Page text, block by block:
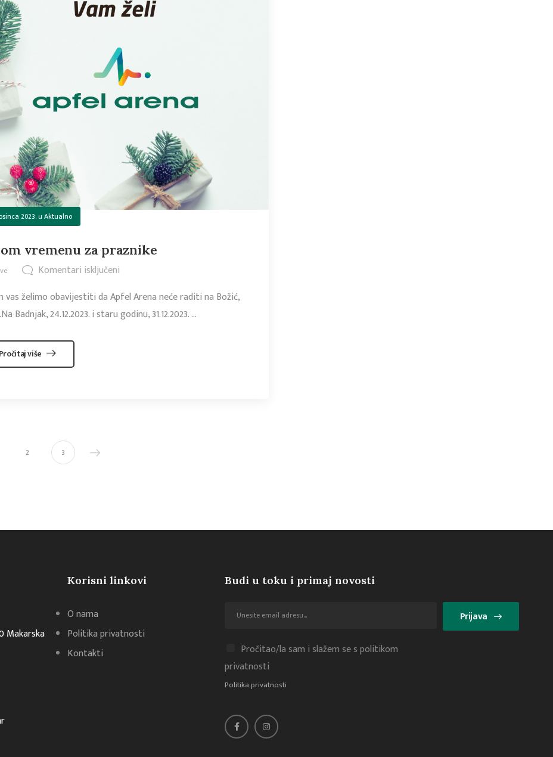
2023.u Aktualno
vremenu za praznike
Komentari isključeni
želimo obavijestiti da Apfel Arena neće raditi na Božić,
Badnjak, 24.12.2023. i staru godinu, 31.12.2023. ...
Pročitaj više
2 3
Makarska
Korisni linkovi
O nama
Politika privatnosti
Kontakti
Budi u toku i primaj novosti
Pročitao/la sam i slažem se s politikom
privatnosti
Politika privatnosti
Prijava